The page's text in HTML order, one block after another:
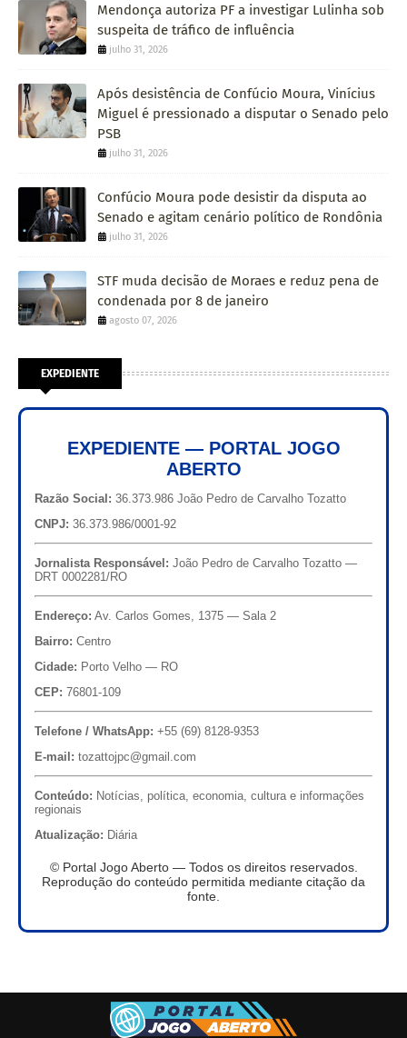
Mendonça autoriza PF a investigar Lulinha sob
suspeita de tráfico de influência
julho 31, 2026
Após desistência de Confúcio Moura, Vinícius
Miguel é pressionado a disputar o Senado pelo
PSB
julho 31, 2026
Confúcio Moura pode desistir da disputa ao
Senado e agitam cenário político de Rondônia
julho 31, 2026
STF muda decisão de Moraes e reduz pena de
condenada por 8 de janeiro
agosto 07, 2026
EXPEDIENTE
EXPEDIENTE — PORTAL JOGO
ABERTO
Razão Social: 36.373.986 João Pedro de Carvalho Tozatto
CNPJ: 36.373.986/0001-92
Jornalista Responsável: João Pedro de Carvalho Tozatto —
DRT 0002281/RO
Endereço: Av. Carlos Gomes, 1375 — Sala 2
Bairro: Centro
Cidade: Porto Velho — RO
CEP: 76801-109
Telefone / WhatsApp: +55 (69) 8128-9353
E-mail: tozattojpc@gmail.com
Conteúdo: Notícias, política, economia, cultura e informações
regionais
Atualização: Diária
© Portal Jogo Aberto — Todos os direitos reservados.
Reprodução do conteúdo permitida mediante citação da
fonte.